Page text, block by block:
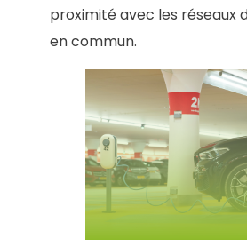
proximité avec les réseaux
en commun.